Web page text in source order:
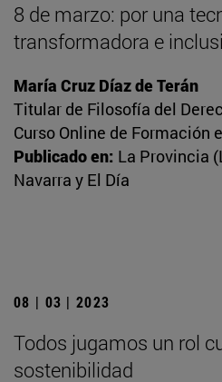
8 de marzo: por una
transformadora e
María Cruz Díaz de Terán
Titular de Filosofía del
Curso Online de Formación
Publicado en: La Provincia
Navarra y El Día
08 | 03 | 2023
Todos jugamos un rol
sostenibilidad